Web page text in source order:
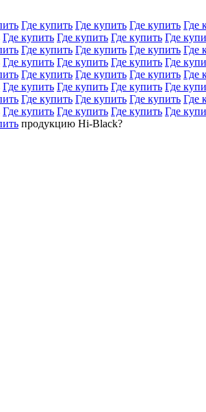
Где купить Где купить Где купить Где
Где купить Где купить Где купить Где
Где купить Где купить Где купить Где
Где купить Где купить Где купить Где
Где купить Где купить Где купить Где
Где купить Где купить Где купить Где
Где купить Где купить Где купить Где
Где купить Где купить Где купить Где
продукцию Hi-Black?